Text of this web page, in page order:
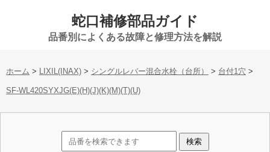
蛇口補修部品ガイド
品番別によくある故障と修理方法を解説
ホーム > LIXIL(INAX) > シングルレバー混合水栓（台所） > 台付1穴 >
SF-WL420SYXJG(E)(H)(J)(K)(M)(T)(U)